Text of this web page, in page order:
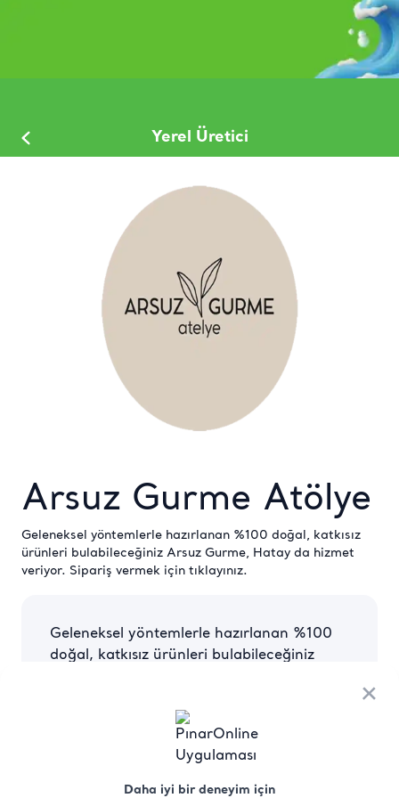
×
Daha iyi bir deneyim için
Yerel Üretici
Arsuz Gurme Atölye
Geleneksel yöntemlerle hazırlanan %100 doğal, katkısız
ürünleri bulabileceğiniz Arsuz Gurme, Hatay da hizmet
veriyor. Sipariş vermek için tıklayınız.
Geleneksel yöntemlerle hazırlanan %100
doğal, katkısız ürünleri bulabileceğiniz